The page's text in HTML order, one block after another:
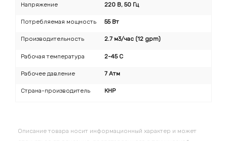
Напряжение 220 В, 50 Гц
Потребляемая мощность 55 Вт
Производительность 2.7 м3/час (12 gpm)
Рабочая температура 2-45 C
Рабочее давление 7 Атм
Страна-производитель КНР
Описание товара носит информационный характер и может